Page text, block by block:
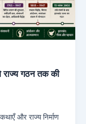
राज्य गठन तक की
और राज्य निर्माण